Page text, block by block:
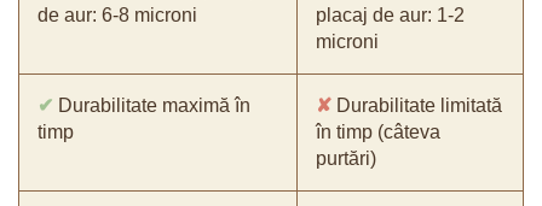
de aur: 6-8 microni
placaj de aur: 1-2
microni
✔ Durabilitate maximă în
timp
✘ Durabilitate limitată
în timp (câteva
purtări)